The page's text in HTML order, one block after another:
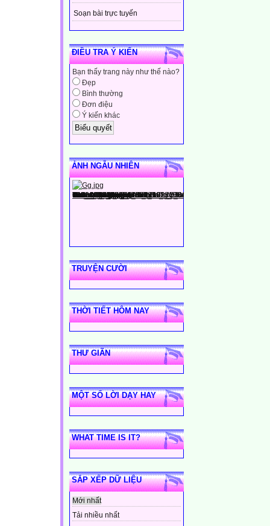
Soạn bài trực tuyến
ĐIỀU TRA Ý KIẾN
Bạn thấy trang này như thế nào?
Đẹp
Bình thường
Đơn điệu
Ý kiến khác
ẢNH NGẪU NHIÊN
TRUYỆN CƯỜI
THỜI TIẾT HÔM NAY
THƯ GIÃN
MỘT SỐ LỜI DẠY HAY
WHAT TIME IS IT?
SẮP XẾP DỮ LIỆU
Mới nhất
Tải nhiều nhất